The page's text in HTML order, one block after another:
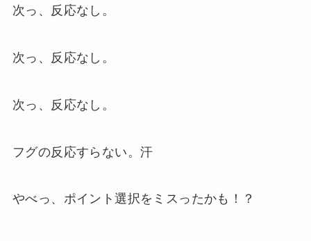
次っ、反応なし。
次っ、反応なし。
次っ、反応なし。
フグの反応すらない。汗
やべっ、ポイント選択をミスったかも！？